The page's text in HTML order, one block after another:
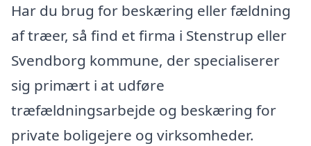
Har du brug for beskæring eller fældning
af træer, så find et firma i Stenstrup eller
Svendborg kommune, der specialiserer
sig primært i at udføre
træfældningsarbejde og beskæring for
private boligejere og virksomheder.